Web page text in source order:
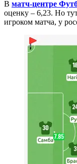
В матч-центре
оценку – 6,23. Но
игроком матча, у